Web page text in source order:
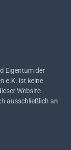
Eigentum der
e.K. ist keine
Website
ausschließlich an